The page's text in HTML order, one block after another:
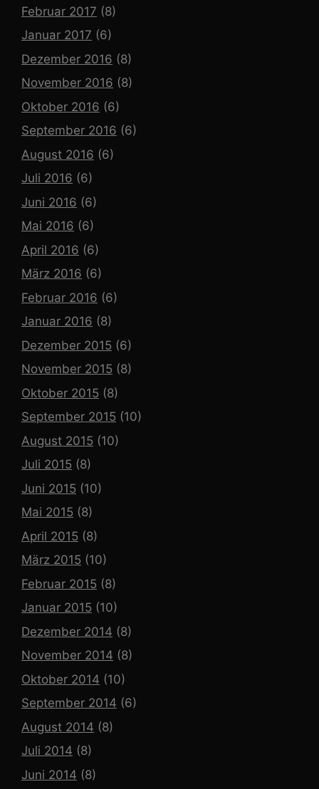
Februar 2017 (8)
Januar 2017 (6)
Dezember 2016 (8)
November 2016 (8)
Oktober 2016 (6)
September 2016 (6)
August 2016 (6)
Juli 2016 (6)
Juni 2016 (6)
Mai 2016 (6)
April 2016 (6)
März 2016 (6)
Februar 2016 (6)
Januar 2016 (8)
Dezember 2015 (6)
November 2015 (8)
Oktober 2015 (8)
September 2015 (10)
August 2015 (10)
Juli 2015 (8)
Juni 2015 (10)
Mai 2015 (8)
April 2015 (8)
März 2015 (10)
Februar 2015 (8)
Januar 2015 (10)
Dezember 2014 (8)
November 2014 (8)
Oktober 2014 (10)
September 2014 (6)
August 2014 (8)
Juli 2014 (8)
Juni 2014 (8)